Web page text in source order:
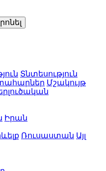
Տնտեսություն
Մշակույթ
Իրան
Ռուսաստան Այլ